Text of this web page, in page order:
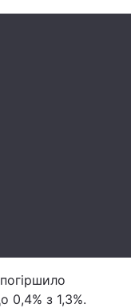
0,4% з 1,3%.